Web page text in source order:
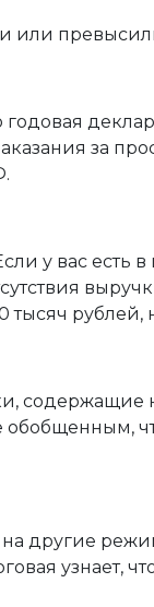
или
за
у вас есть
рублей,
содержащие
другие
узнает,